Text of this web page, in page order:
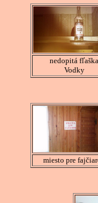
nedopitá fľaška
Vodky
miesto pre